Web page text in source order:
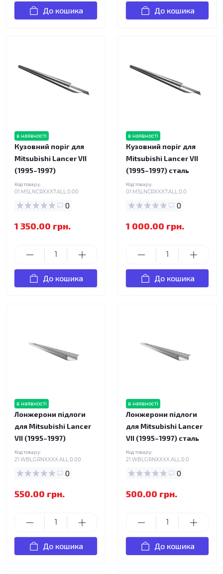
До кошика До кошика
в наявності
Кузовний поріг для
Mitsubishi Lancer VII
(1995–1997)
Код товару:
01.MSLNCRXXX7.ALL.0.00
0
1 350.00 грн.
До кошика
в наявності
Кузовний поріг для
Mitsubishi Lancer VII
(1995–1997) сталь
Код товару:
01.MSLNCRXXX7.ALL.0.0
0
1 000.00 грн.
До кошика
в наявності
Лонжерони підлоги
для Mitsubishi Lancer
VII (1995–1997)
Код товару:
21.WBLGRNXXXX.ALL.0.00
0
550.00 грн.
До кошика
в наявності
Лонжерони підлоги
для Mitsubishi Lancer
VII (1995–1997) сталь
Код товару:
21.WBLGRNXXXX.ALL.0.0
0
500.00 грн.
До кошика